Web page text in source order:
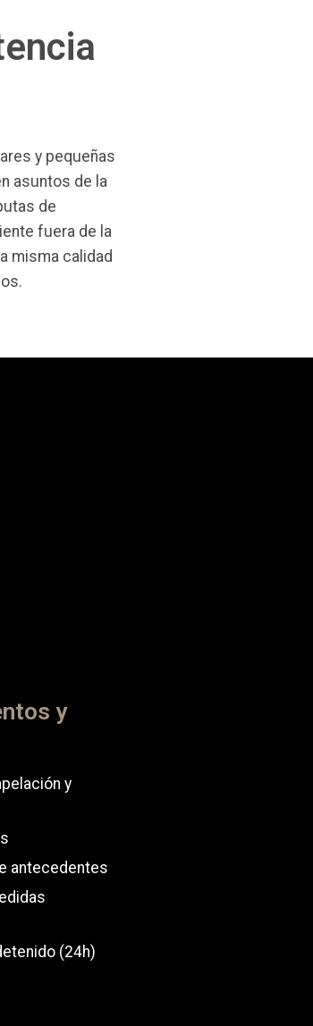
y pequeñas
asuntos de la
de
fuera de la
misma calidad
y
y
antecedentes
(24h)